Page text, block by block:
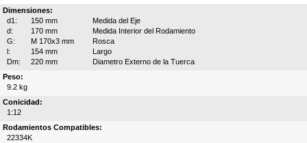
Dimensiones:
d1:
150 mm
Medida del Eje
d:
170 mm
Medida Interior del Rodamiento
G:
M 170x3 mm
Rosca
l:
154 mm
Largo
Dm:
220 mm
Diametro Externo de la Tuerca
Peso:
9.2 kg
Conicidad:
1:12
Rodamientos Compatibles:
22334K